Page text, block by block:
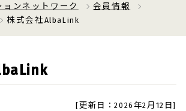
ョンネットワーク
会員情報
株式会社AlbaLink
[更新日：2026年2月12日]